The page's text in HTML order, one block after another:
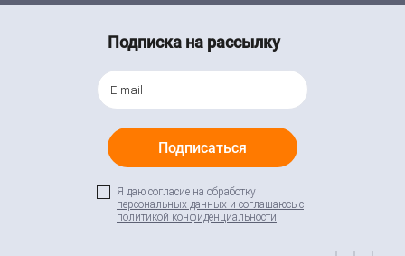
Подписка на рассылку
Подписаться
Я даю согласие на обработку
персональных данных и соглашаюсь c
политикой конфиденциальности